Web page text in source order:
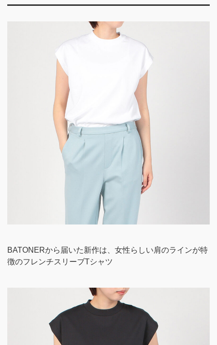
BATONERから届いた新作は、女性らしい肩のラインが特
徴のフレンチスリーブTシャツ